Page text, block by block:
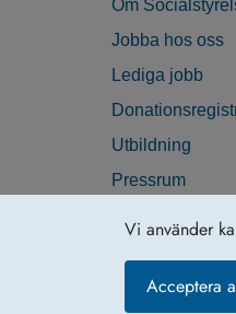
Vi använder
Acceptera
Om
Jobba hos oss
Lediga jobb
Utbildning
Pressrum